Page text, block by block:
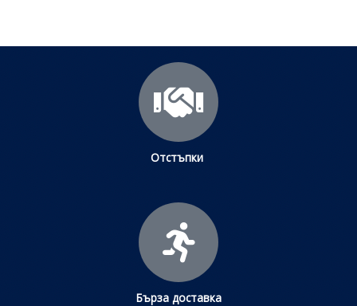
Отстъпки
Бърза доставка